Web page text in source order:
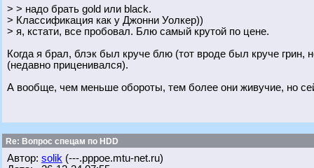
> > надо брать gold или black.
> Классификация как у Джонни Уолкер))
> я, кстати, все пробовал. Блю самый крутой по цене.
Когда я брал, блэк был круче блю (тот вроде был круче
(недавно приценивался).
А вообще, чем меньше обороты, тем более они живучие, но
Re: Вопрос спецам по HDD
Автор: solik (---.pppoe.mtu-net.ru)